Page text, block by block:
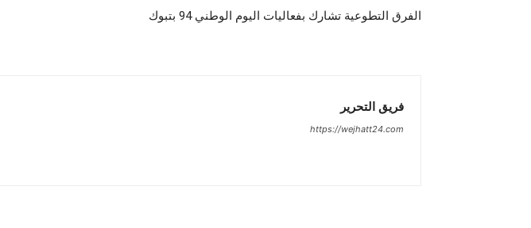
الفرق التطوعية تشارك بفعاليات اليوم الوطني 94 بتبوك
فريق التحرير
https://wejhatt24.com